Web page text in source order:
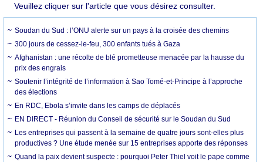
Veuillez cliquer sur l'article que vous désirez consulter.
Soudan du Sud : l’ONU alerte sur un pays à la croisée des chemins
300 jours de cessez-le-feu, 300 enfants tués à Gaza
Afghanistan : une récolte de blé prometteuse menacée par la hausse du
prix des engrais
Soutenir l’intégrité de l’information à Sao Tomé-et-Principe à l’approche
des élections
En RDC, Ebola s’invite dans les camps de déplacés
EN DIRECT - Réunion du Conseil de sécurité sur le Soudan du Sud
Les entreprises qui passent à la semaine de quatre jours sont-elles plus
productives ? Une étude menée sur 15 entreprises apporte des réponses
Quand la paix devient suspecte : pourquoi Peter Thiel voit le pape comme